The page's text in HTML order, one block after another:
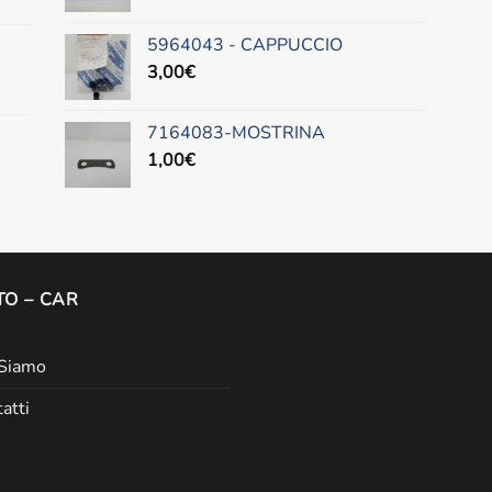
5964043 - CAPPUCCIO
3,00€
7164083-MOSTRINA
1,00€
– CAR